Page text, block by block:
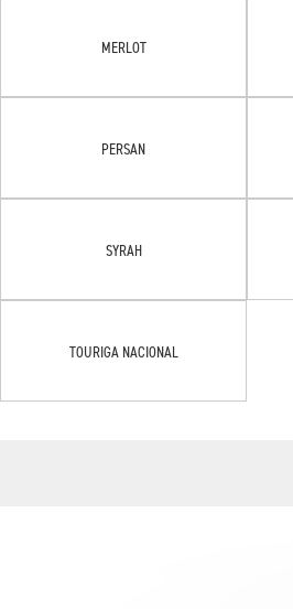
MERLOT
PERSAN
SYRAH
TOURIGA NACIONAL